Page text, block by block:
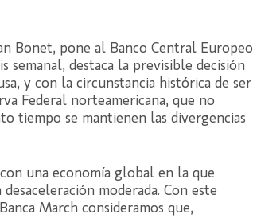
Bonet, pone al Banco Central Europeo
semanal, destaca la previsible decisión
y con la circunstancia histórica de ser
Federal norteamericana, que no
tiempo se mantienen las divergencias
una economía global en la que
moderada. Con este
March consideramos que,